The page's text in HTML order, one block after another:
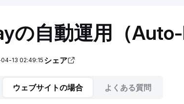
の自動運用（
13 02:49:15シェア
ウェブサイトの場合 よくある質問